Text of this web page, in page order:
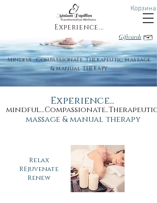
Корзина
Giftcards
Experience...
Mindful..Compassionate..Therapeutic massage
& manual THERAPY
mindful...Compassionate..Therapeutic.
massage & manual therapy
Experience...
Relax
REjuvenate
Renew